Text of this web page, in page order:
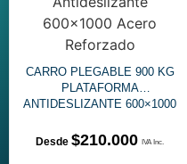
CARRO PLEGABLE 900 KG
PLATAFORMA
ANTIDESLIZANTE 600×1000
$210.000